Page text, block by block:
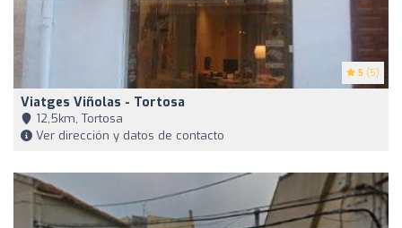
5 (5)
Viatges Viñolas - Tortosa
12,5km, Tortosa
Ver dirección y datos de contacto